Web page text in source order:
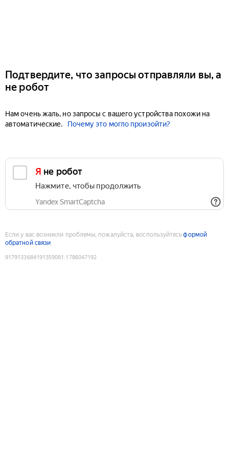
Подтвердите, что запросы отправляли вы, а
не робот
Нам очень жаль, но запросы с вашего устройства похожи на
автоматические.
Почему это могло произойти?
Я не робот
Нажмите, чтобы продолжить
Yandex SmartCaptcha
Если у вас возникли проблемы, пожалуйста, воспользуйтесьформой
обратной связи
9179133684191359081 :1786047192